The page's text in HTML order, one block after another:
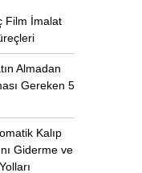
Film İmalat
Almadan
Gereken 5
Kalıp
Giderme ve